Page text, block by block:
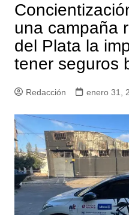
una campaña
del Plata la
tener seguros
Redacción enero 31,